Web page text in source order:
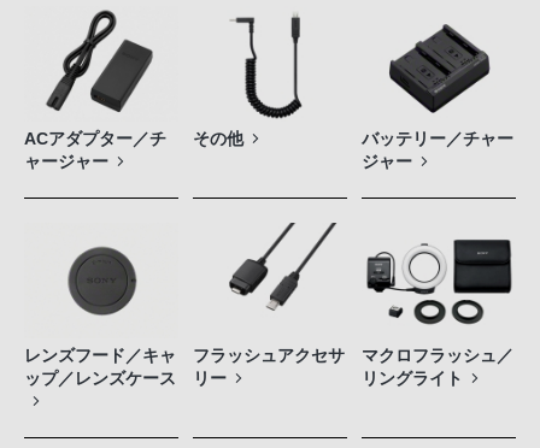
ACアダプター／チ
ャージャー
その他
バッテリー／チャー
ジャー
レンズフード／キャ
ップ／レンズケース
フラッシュアクセサ
リー
マクロフラッシュ／
リングライト